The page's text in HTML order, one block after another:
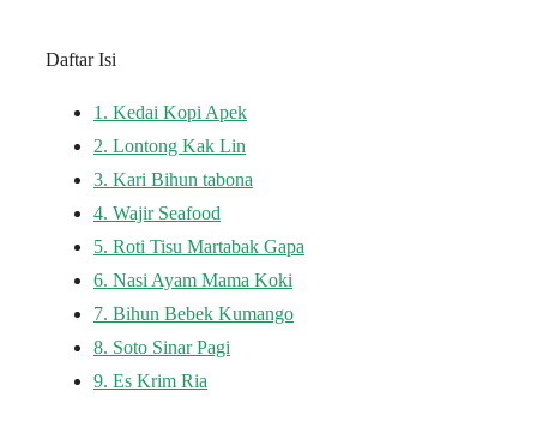
Daftar Isi
1. Kedai Kopi Apek
2. Lontong Kak Lin
3. Kari Bihun tabona
4. Wajir Seafood
5. Roti Tisu Martabak Gapa
6. Nasi Ayam Mama Koki
7. Bihun Bebek Kumango
8. Soto Sinar Pagi
9. Es Krim Ria